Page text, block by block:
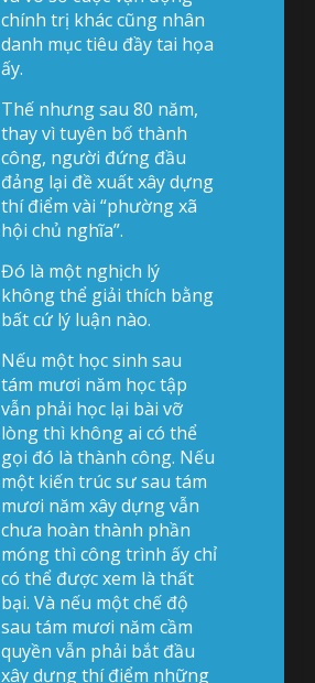
chính trị khác cũng nhân
danh mục tiêu đầy tai họa
ấy.
Thế nhưng sau 80 năm,
thay vì tuyên bố thành
công, người đứng đầu
đảng lại đề xuất xây dựng
thí điểm vài “phường xã
hội chủ nghĩa”.
Đó là một nghịch lý
không thể giải thích bằng
bất cứ lý luận nào.
Nếu một học sinh sau
tám mươi năm học tập
vẫn phải học lại bài vỡ
lòng thì không ai có thể
gọi đó là thành công. Nếu
một kiến trúc sư sau tám
mươi năm xây dựng vẫn
chưa hoàn thành phần
móng thì công trình ấy chỉ
có thể được xem là thất
bại. Và nếu một chế độ
sau tám mươi năm cầm
quyền vẫn phải bắt đầu
xây dựng thí điểm những